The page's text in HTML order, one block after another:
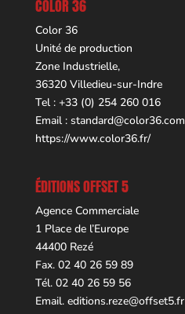
COLOR 36
Color 36
Unité de production
Zone Industrielle,
36320 Villedieu-sur-Indre
Tel : +33 (0) 254 260 016
Email : standard@color36.com
https://www.color36.fr/
ÉDITIONS OFFSET 5
Agence Commerciale
1 Place de l’Europe
44400 Rezé
Fax. 02 40 26 59 89
Tél. 02 40 26 59 56
Email. editions.reze@offset5.fr